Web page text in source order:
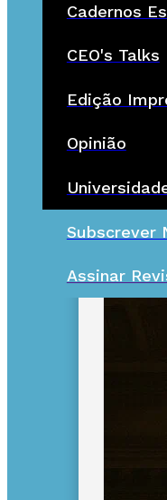
Cadernos
CEO's Talks
Edição
Opinião
Subscrever
Assinar